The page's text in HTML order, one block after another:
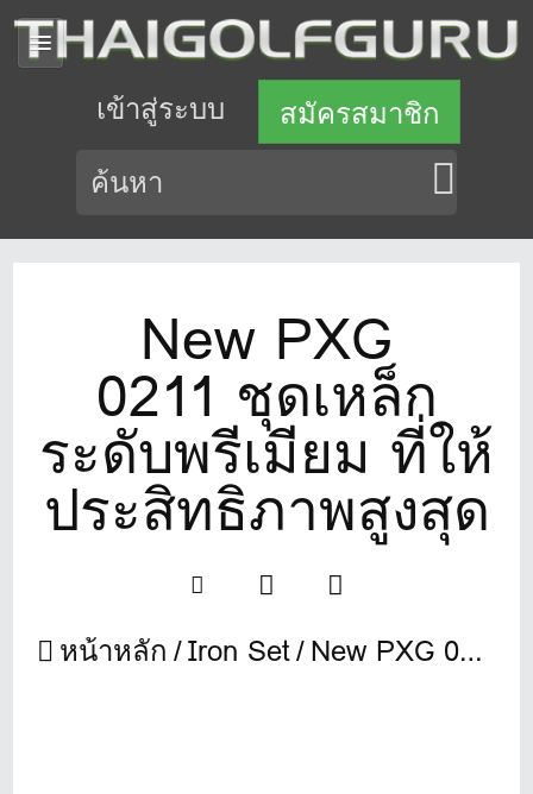
เข้าสู่ระบบ สมัครสมาชิก
New PXG
0211 ชุดเหล็ก
ระดับพรีเมียม ที่ให้
ประสิทธิภาพสูงสุด
หน้าหลัก Iron Set New PXG 0211 ชุดเหล็กระดับพรีเมียม ที่ให้ประสิทธิภาพสูงสุด